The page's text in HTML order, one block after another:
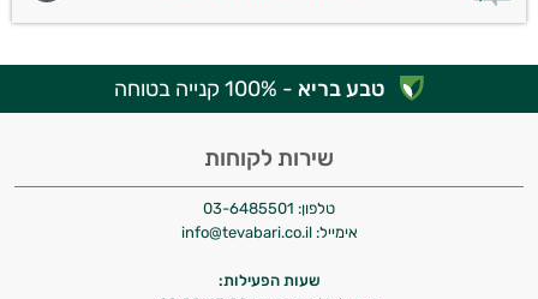
טבע בריא - 100% קנייה בטוחה
שירות לקוחות
טלפון: 03-6485501
אימייל: info@tevabari.co.il
שעות הפעילות: